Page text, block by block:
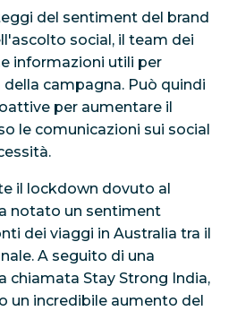
del sentiment del brand
social, il team dei
informazioni utili per
campagna. Può quindi
per aumentare il
le comunicazioni sui social
il lockdown dovuto al
notato un sentiment
dei viaggi in Australia tra il
A seguito di una
chiamata Stay Strong India,
un incredibile aumento del